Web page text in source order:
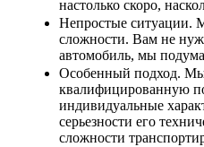
настолько скоро,
Непростые ситуации.
сложности. Вам не
автомобиль, мы
Особенный подход.
квалифицированную
индивидуальные
серьезности его
сложности